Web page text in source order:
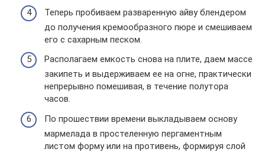
Теперь пробиваем разваренную айву блендером
до получения кремообразного пюре и смешиваем
его с сахарным песком.
Располагаем емкость снова на плите, даем массе
закипеть и выдерживаем ее на огне, практически
непрерывно помешивая, в течение полутора
часов.
По прошествии времени выкладываем основу
мармелада в простеленную пергаментным
листом форму или на противень, формируя слой